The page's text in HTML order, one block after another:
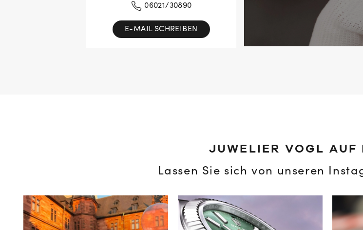
06021/30890
E-MAIL SCHREIBEN
JUWELIER VOGL AUF
Lassen Sie sich von unseren